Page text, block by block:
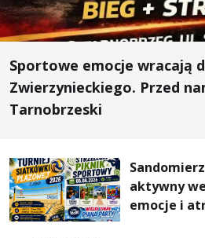
Sportowe emocje wracają
Zwierzynieckiego. Przed
Tarnobrzeski
aktywny
emocje i